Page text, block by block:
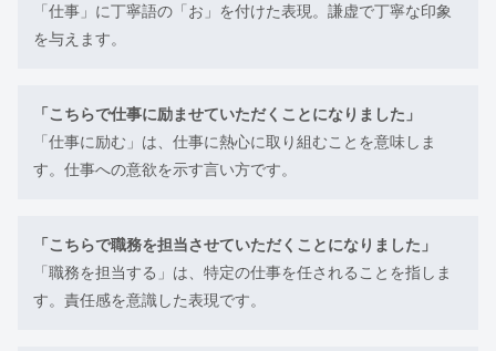
「仕事」に丁寧語の「お」を付けた表現。謙虚で丁寧な印象
を与えます。
「こちらで仕事に励ませていただくことになりました」
「仕事に励む」は、仕事に熱心に取り組むことを意味しま
す。仕事への意欲を示す言い方です。
「こちらで職務を担当させていただくことになりました」
「職務を担当する」は、特定の仕事を任されることを指しま
す。責任感を意識した表現です。